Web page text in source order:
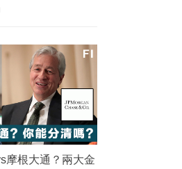
摩根大通？兩大金